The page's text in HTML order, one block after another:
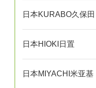
日本KURABO久保田
日本HIOKI日置
日本MIYACHI米亚基